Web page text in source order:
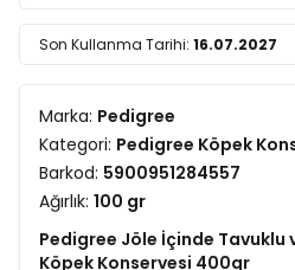
Son Kullanma Tarihi: 16.07.2027
Marka: Pedigree
Kategori: Pedigree Köpek
Barkod: 5900951284557
Ağırlık: 100 gr
Pedigree Jöle İçinde Tavuklu
Köpek Konservesi 400gr